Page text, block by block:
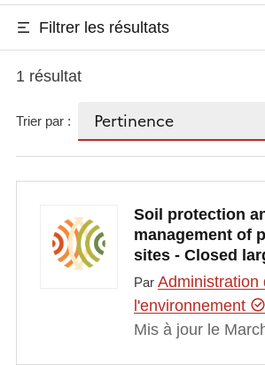
Filtrer les résultats
1 résultat
Trier par :
Soil protection
management of
sites - Closed
Par Administration
l'environnement
Mis à jour le